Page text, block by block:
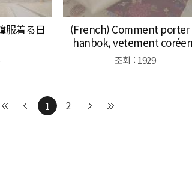
服着る日
(French) Comment porter
hanbok, vetement
traditionnel (pour hommes)
조회 : 1929
1 2